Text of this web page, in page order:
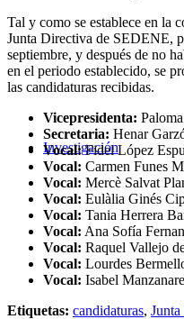
Investigación
Tal y como se establece en la
Junta Directiva de SEDENE,
septiembre, y después de no
en el periodo establecido, se
las candidaturas recibidas.
Vicepresidenta:
Secretaria: Henar
Vocal:Fidel López
Vocal: Carmen Funes
Vocal: Mercè Salvat
Vocal: Eulàlia Ginés
Vocal: Tania Herrera
Vocal: Ana Sofía
Vocal: Raquel Vallejo
Vocal: Lourdes
Vocal: Isabel
Etiquetas: candidaturas,